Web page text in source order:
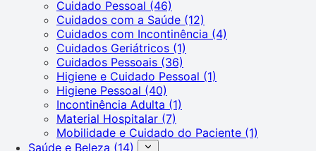
Cuidado Pessoal (46)
Cuidados com a Saúde (12)
Cuidados com Incontinência (4)
Cuidados Geriátricos (1)
Cuidados Pessoais (36)
Higiene e Cuidado Pessoal (1)
Higiene Pessoal (40)
Incontinência Adulta (1)
Material Hospitalar (7)
Mobilidade e Cuidado do Paciente (1)
Saúde e Beleza (14)